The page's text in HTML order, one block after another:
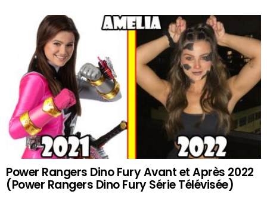
Power Rangers Dino Fury Avant et Après 2022
(Power Rangers Dino Fury Série Télévisée)